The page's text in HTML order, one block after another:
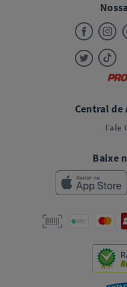
Central
Fale
Baixe